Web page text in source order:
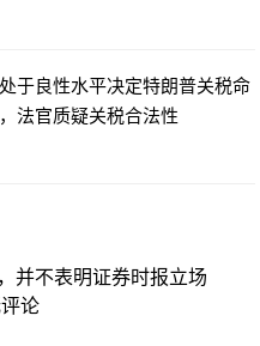
于良性水平决定特朗普关税命
法官质疑关税合法性
并不表明证券时报立场
论